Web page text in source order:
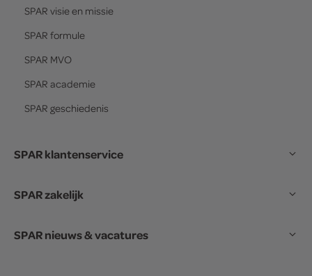
SPAR visie en missie
SPAR formule
SPAR MVO
SPAR academie
SPAR geschiedenis
SPAR klantenservice
SPAR zakelijk
SPAR nieuws & vacatures